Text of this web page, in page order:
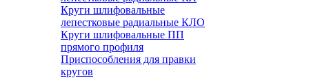
Круги шлифовальные
лепестковые радиальные КЛО
Круги шлифовальные ПП
прямого профиля
Приспособления для правки
кругов